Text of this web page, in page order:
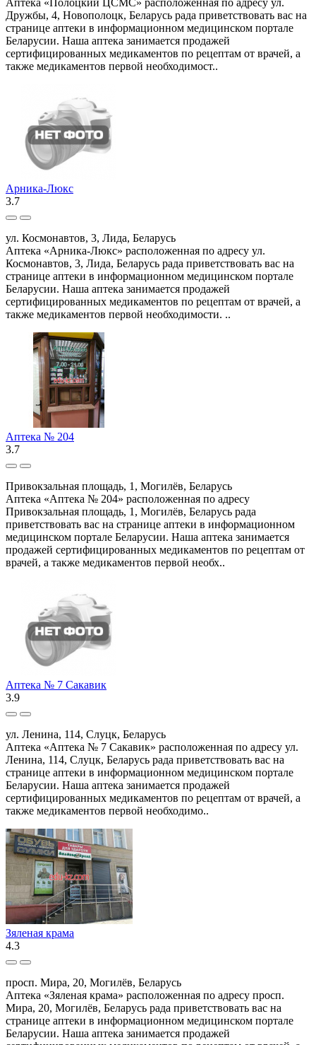
Аптека «Полоцкий ЦСМС» расположенная по адресу ул.
Дружбы, 4, Новополоцк, Беларусь рада приветствовать вас на
странице аптеки в информационном медицинском портале
Беларусии. Наша аптека занимается продажей
сертифицированных медикаментов по рецептам от врачей, а
также медикаментов первой необходимост..
Арника-Люкс
3.7
ул. Космонавтов, 3, Лида, Беларусь
Аптека «Арника-Люкс» расположенная по адресу ул.
Космонавтов, 3, Лида, Беларусь рада приветствовать вас на
странице аптеки в информационном медицинском портале
Беларусии. Наша аптека занимается продажей
сертифицированных медикаментов по рецептам от врачей, а
также медикаментов первой необходимости. ..
Аптека № 204
3.7
Привокзальная площадь, 1, Могилёв, Беларусь
Аптека «Аптека № 204» расположенная по адресу
Привокзальная площадь, 1, Могилёв, Беларусь рада
приветствовать вас на странице аптеки в информационном
медицинском портале Беларусии. Наша аптека занимается
продажей сертифицированных медикаментов по рецептам от
врачей, а также медикаментов первой необх..
Аптека № 7 Сакавик
3.9
ул. Ленина, 114, Слуцк, Беларусь
Аптека «Аптека № 7 Сакавик» расположенная по адресу ул.
Ленина, 114, Слуцк, Беларусь рада приветствовать вас на
странице аптеки в информационном медицинском портале
Беларусии. Наша аптека занимается продажей
сертифицированных медикаментов по рецептам от врачей, а
также медикаментов первой необходимо..
Зяленая крама
4.3
просп. Мира, 20, Могилёв, Беларусь
Аптека «Зяленая крама» расположенная по адресу просп.
Мира, 20, Могилёв, Беларусь рада приветствовать вас на
странице аптеки в информационном медицинском портале
Беларусии. Наша аптека занимается продажей